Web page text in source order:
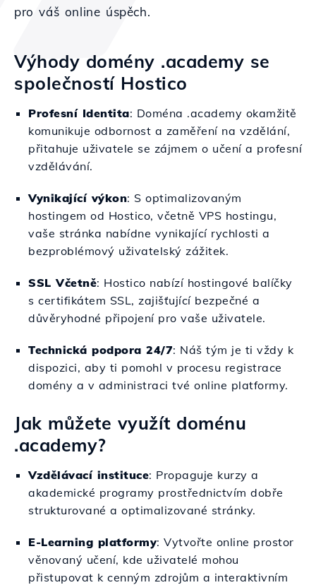
pro váš online úspěch.
Výhody domény .academy se
společností Hostico
Profesní Identita: Doména .academy okamžitě
komunikuje odbornost a zaměření na vzdělání,
přitahuje uživatele se zájmem o učení a profesní
vzdělávání.
Vynikající výkon: S optimalizovaným
hostingem od Hostico, včetně VPS hostingu,
vaše stránka nabídne vynikající rychlosti a
bezproblémový uživatelský zážitek.
SSL Včetně: Hostico nabízí hostingové balíčky
s certifikátem SSL, zajišťující bezpečné a
důvěryhodné připojení pro vaše uživatele.
Technická podpora 24/7: Náš tým je ti vždy k
dispozici, aby ti pomohl v procesu registrace
domény a v administraci tvé online platformy.
Jak můžete využít doménu
.academy?
Vzdělávací instituce: Propaguje kurzy a
akademické programy prostřednictvím dobře
strukturované a optimalizované stránky.
E-Learning platformy: Vytvořte online prostor
věnovaný učení, kde uživatelé mohou
přistupovat k cenným zdrojům a interaktivním